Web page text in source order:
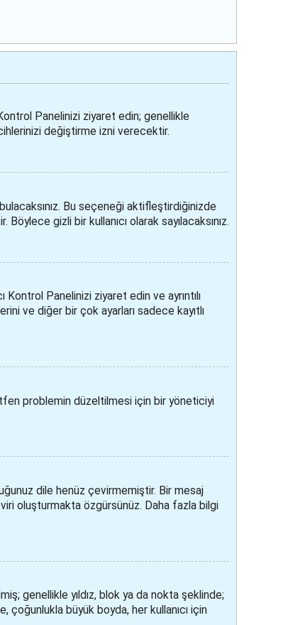
Kontrol Panelinizi ziyaret edin; genellikle
değiştirme izni verecektir.
Bu seçeneği aktifleştirdiğinizde
gizli bir kullanıcı olarak sayılacaksınız.
Panelinizi ziyaret edin ve ayrıntılı
ve diğer bir çok ayarları sadece kayıtlı
problemin düzeltilmesi için bir yöneticiyi
dile henüz çevirmemiştir. Bir mesaj
oluşturmakta özgürsünüz. Daha fazla bilgi
genellikle yıldız, blok ya da nokta şeklinde;
büyük boyda, her kullanıcı için